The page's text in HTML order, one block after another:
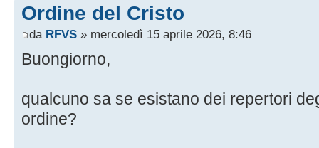
Ordine del Cristo
da RFVS » mercoledì 15 aprile 2026, 8:46
Buongiorno,
qualcuno sa se esistano dei repertori
ordine?